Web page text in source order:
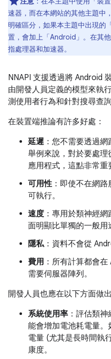
速器，而在本網站的其他主題中
明確區分，如果本主題中出現的
置，會加上「Android」。在其
指處理器和加速器。
NNAPI 支援透過將 Android
由開發人員定義的模型來執
測使用者行為和針對搜尋查
在裝置端推論有許多好處：
延遲 ：您不需要透過
舉例來說，對於要處
應用程式，這點非常重
可用性：即使不在網路
可執行。
速度 ：專用於類神經
面明顯比單獨的一般用
隱私：資料不會從
費用 ：所有計算都會
需要伺服器陣列。
開發人員也應在以下方面做
系統使用率 ：評估類
能會增加電池耗電量
電量 (尤其是長時間執
康度。